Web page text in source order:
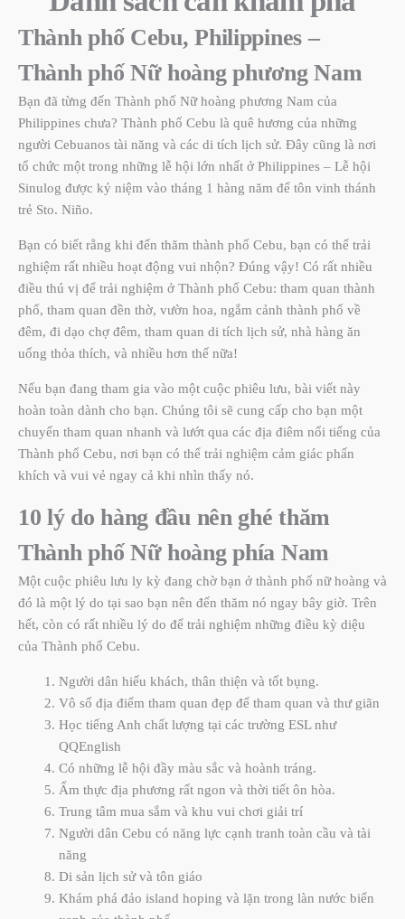
Thành phố Cebu, Philippines –
Thành phố Nữ hoàng phương Nam
Bạn đã từng đến Thành phố Nữ hoàng phương Nam của
Philippines chưa? Thành phố Cebu là quê hương của những
người Cebuanos tài năng và các di tích lịch sử. Đây cũng là nơi
tổ chức một trong những lễ hội lớn nhất ở Philippines – Lễ hội
Sinulog được kỷ niệm vào tháng 1 hàng năm để tôn vinh thánh
trẻ Sto. Niño.
Bạn có biết rằng khi đến thăm thành phố Cebu, bạn có thể trải
nghiệm rất nhiều hoạt động vui nhộn? Đúng vậy! Có rất nhiều
điều thú vị để trải nghiệm ở Thành phố Cebu: tham quan thành
phố, tham quan đền thờ, vườn hoa, ngắm cảnh thành phố về
đêm, đi dạo chợ đêm, tham quan di tích lịch sử, nhà hàng ăn
uống thỏa thích, và nhiều hơn thế nữa!
Nếu bạn đang tham gia vào một cuộc phiêu lưu, bài viết này
hoàn toàn dành cho bạn. Chúng tôi sẽ cung cấp cho bạn một
chuyến tham quan nhanh và lướt qua các địa điêm nổi tiếng của
Thành phố Cebu, nơi bạn có thể trải nghiệm cảm giác phấn
khích và vui vẻ ngay cả khi nhìn thấy nó.
10 lý do hàng đầu nên ghé thăm
Thành phố Nữ hoàng phía Nam
Một cuộc phiêu lưu ly kỳ đang chờ bạn ở thành phố nữ hoàng và
đó là một lý do tại sao bạn nên đến thăm nó ngay bây giờ. Trên
hết, còn có rất nhiều lý do để trải nghiệm những điều kỳ diệu
của Thành phố Cebu.
Người dân hiếu khách, thân thiện và tốt bụng.
Vô số địa điểm tham quan đẹp để tham quan và thư giãn
Học tiếng Anh chất lượng tại các trường ESL như
QQEnglish
Có những lễ hội đầy màu sắc và hoành tráng.
Ẩm thực địa phương rất ngon và thời tiết ôn hòa.
Trung tâm mua sắm và khu vui chơi giải trí
Người dân Cebu có năng lực cạnh tranh toàn cầu và tài
năng
Di sản lịch sử và tôn giáo
Khám phá đảo island hoping và lặn trong làn nước biển